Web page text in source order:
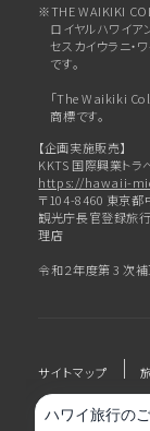
※THE WAIKIKI
ロイヤルハワイアン
セスカイウラニ・ワ
です。
「The Waikiki
商標です。
【企画実施販売】
KKTS 国際興業トラ
https://hawaii-
〒104-8460 東京都
観光庁長官登録旅
理店
令和２年度第 3 次
サイトマップ
プライバシーポリ